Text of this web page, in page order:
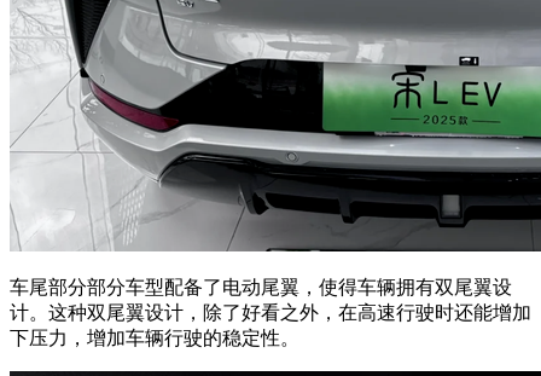
车尾部分部分车型配备了电动尾翼，使得车辆拥有双尾翼设
计。这种双尾翼设计，除了好看之外，在高速行驶时还能增加
下压力，增加车辆行驶的稳定性。